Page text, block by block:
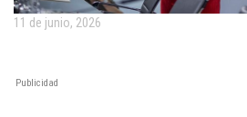
11 de junio, 2026
Publicidad